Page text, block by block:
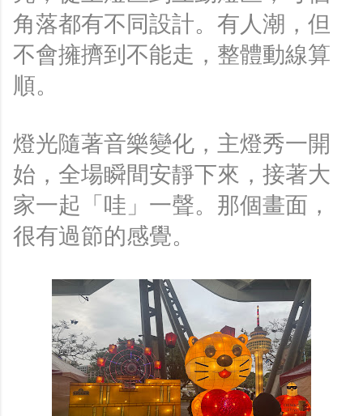
角落都有不同設計。有人潮，但
不會擁擠到不能走，整體動線算
順。
燈光隨著音樂變化，主燈秀一開
始，全場瞬間安靜下來，接著大
家一起「哇」一聲。那個畫面，
很有過節的感覺。